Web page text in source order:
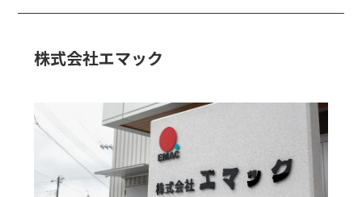
株式会社エマック